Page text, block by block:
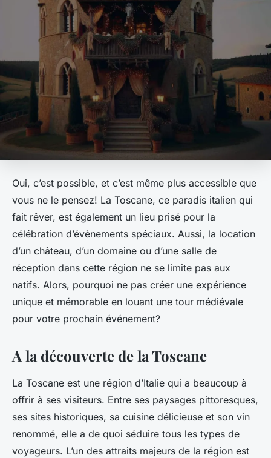
Oui, c’est possible, et c’est même plus accessible que
vous ne le pensez! La Toscane, ce paradis italien qui
fait rêver, est également un lieu prisé pour la
célébration d’évènements spéciaux. Aussi, la location
d’un château, d’un domaine ou d’une salle de
réception dans cette région ne se limite pas aux
natifs. Alors, pourquoi ne pas créer une expérience
unique et mémorable en louant une tour médiévale
pour votre prochain événement?
A la découverte de la Toscane
La Toscane est une région d’Italie qui a beaucoup à
offrir à ses visiteurs. Entre ses paysages pittoresques,
ses sites historiques, sa cuisine délicieuse et son vin
renommé, elle a de quoi séduire tous les types de
voyageurs. L’un des attraits majeurs de la région est